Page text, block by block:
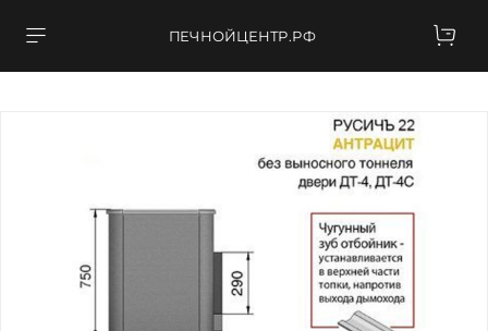
ПЕЧНОЙЦЕНТР.РФ